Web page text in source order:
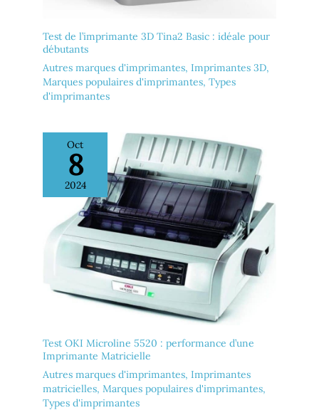
Test de l’imprimante 3D Tina2 Basic : idéale pour
débutants
Autres marques d'imprimantes, Imprimantes 3D,
Marques populaires d'imprimantes, Types
d'imprimantes
Oct
8
2024
Test OKI Microline 5520 : performance d’une
Imprimante Matricielle
Autres marques d'imprimantes, Imprimantes
matricielles, Marques populaires d'imprimantes,
Types d'imprimantes